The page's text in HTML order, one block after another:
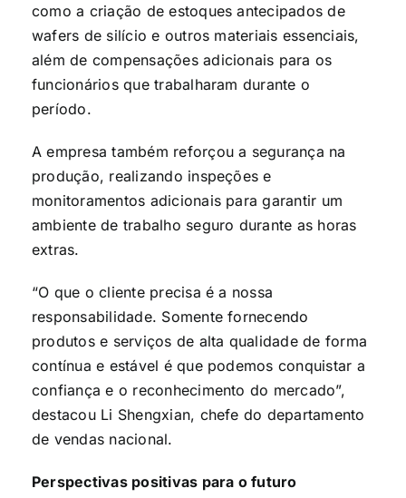
como a criação de estoques antecipados de
wafers de silício e outros materiais essenciais,
além de compensações adicionais para os
funcionários que trabalharam durante o
período.
A empresa também reforçou a segurança na
produção, realizando inspeções e
monitoramentos adicionais para garantir um
ambiente de trabalho seguro durante as horas
extras.
“O que o cliente precisa é a nossa
responsabilidade. Somente fornecendo
produtos e serviços de alta qualidade de forma
contínua e estável é que podemos conquistar a
confiança e o reconhecimento do mercado”,
destacou Li Shengxian, chefe do departamento
de vendas nacional.
Perspectivas positivas para o futuro